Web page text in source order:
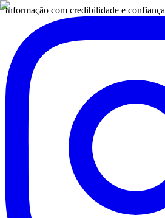
Informação com credibilidade e confiança